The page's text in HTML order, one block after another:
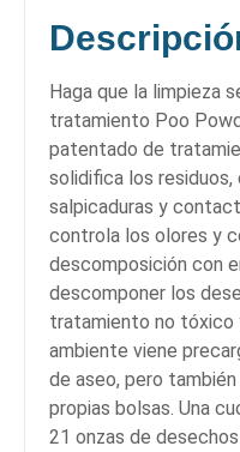
Haga que la limpieza
tratamiento Poo
patentado de
solidifica los residuos,
salpicaduras y
controla los olores y
descomposición con
descomponer los
tratamiento no tóxico
ambiente viene
de aseo, pero
propias bolsas. Una
21 onzas de